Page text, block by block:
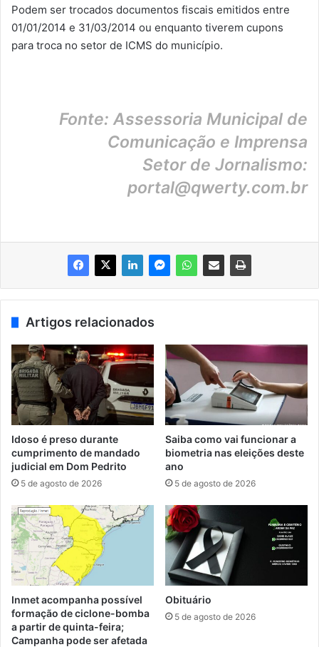
Podem ser trocados documentos fiscais emitidos entre
01/01/2014 e 31/03/2014 ou enquanto tiverem cupons
para troca no setor de ICMS do município.
Fonte: Assessoria Municipal de
Comunicação e Imprensa
Setor de Jornalismo:
portal@qwerty.com.br
Artigos relacionados
Idoso é preso durante
cumprimento de mandado
judicial em Dom Pedrito
5 de agosto de 2026
Saiba como vai funcionar a
biometria nas eleições deste
ano
5 de agosto de 2026
Inmet acompanha possível
formação de ciclone-bomba
a partir de quinta-feira;
Campanha pode ser afetada
Obituário
5 de agosto de 2026